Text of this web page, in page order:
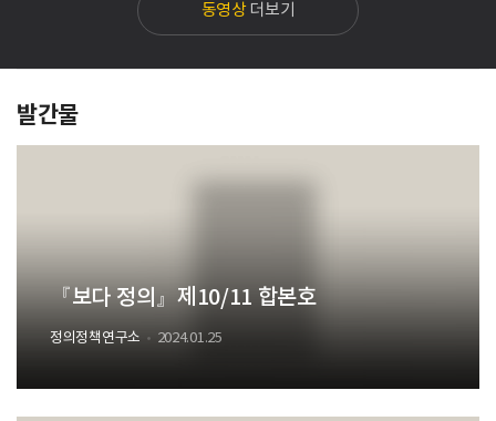
동영상더보기
발간물
『보다 정의』제10/11 합본호
정의정책연구소 2024.01.25